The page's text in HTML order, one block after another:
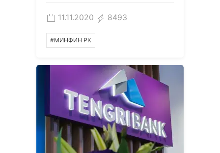
11.11.2020 8493
#МИНФИН РК